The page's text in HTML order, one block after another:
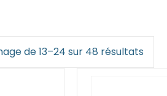
de 13–24 sur 48 résultats